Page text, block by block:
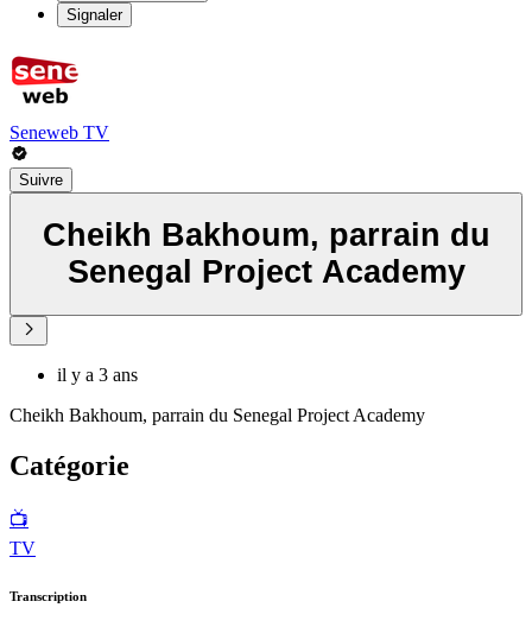
Signaler
Seneweb TV
Suivre
Cheikh Bakhoum, parrain du
Senegal Project Academy
il y a 3 ans
Cheikh Bakhoum, parrain du Senegal Project Academy
Catégorie
📺
TV
Transcription